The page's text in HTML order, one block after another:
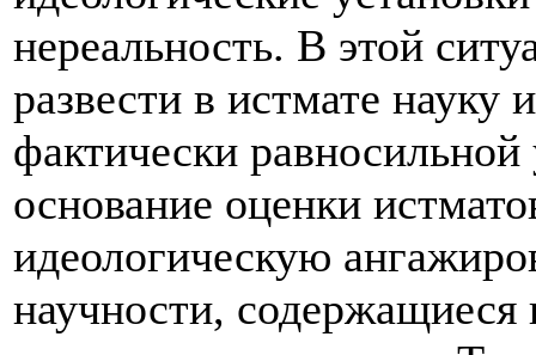
нереальность. В этой
развести в истмате науку
фактически
основание оценки
идеологическую
научности,